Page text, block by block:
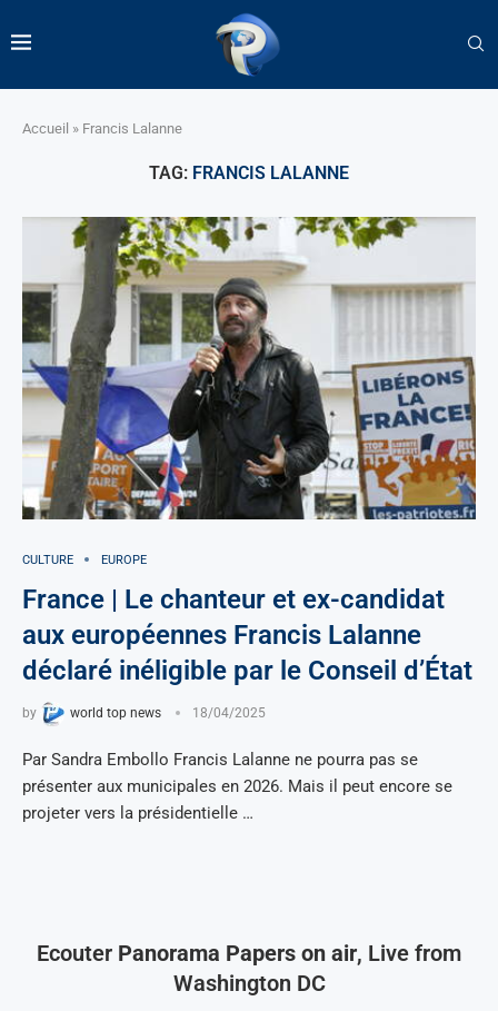
Accueil » Francis Lalanne
TAG: FRANCIS LALANNE
CULTURE EUROPE
France | Le chanteur et ex-candidat
aux européennes Francis Lalanne
déclaré inéligible par le Conseil d’État
by world top news 18/04/2025
Par Sandra Embollo Francis Lalanne ne pourra pas se
présenter aux municipales en 2026. Mais il peut encore se
projeter vers la présidentielle …
Ecouter Panorama Papers on air, Live from
Washington DC